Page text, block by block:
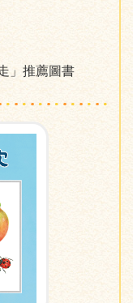
」推薦圖書